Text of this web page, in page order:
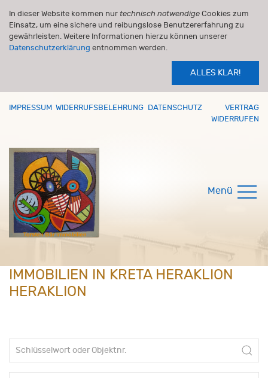
In dieser Website kommen nur technisch notwendige Cookies zum
Einsatz, um eine sichere und reibungslose Benutzererfahrung zu
gewährleisten. Weitere Informationen hierzu können unserer
Datenschutzerklärung entnommen werden.
ALLES KLAR!
IMPRESSUM WIDERRUFSBELEHRUNG DATENSCHUTZ
VERTRAG
WIDERRUFEN
Menü
IMMOBILIEN IN KRETA HERAKLION
HERAKLION